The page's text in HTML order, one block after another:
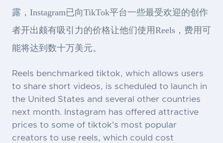
露，Instagram已向TikTok平台一些最受欢迎的创作
者开出颇有吸引力的价格让他们使用Reels，费用可
能将达到数十万美元。
Reels benchmarked tiktok, which allows users
to share short videos, is scheduled to launch in
the United States and several other countries
next month. Instagram has offered attractive
prices to some of tiktok's most popular
creators to use reels, which could cost